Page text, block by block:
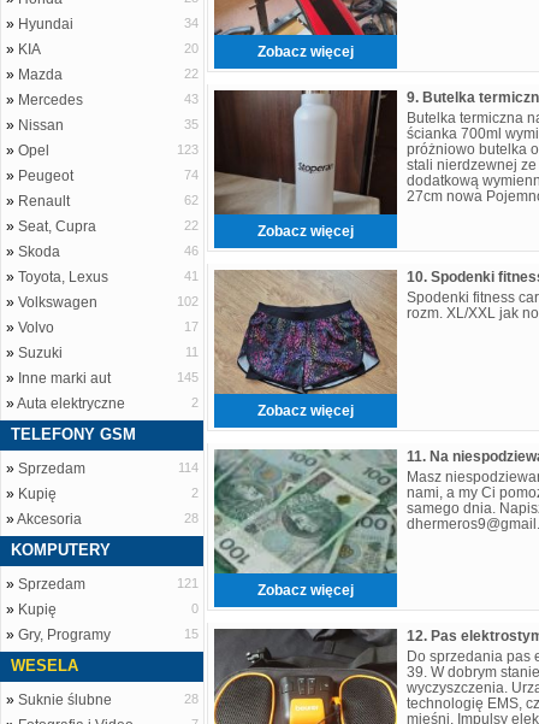
» Hyundai 34
» KIA 20
» Mazda 22
» Mercedes 43
» Nissan 35
» Opel 123
» Peugeot 74
» Renault 62
» Seat, Cupra 22
» Skoda 46
» Toyota, Lexus 41
» Volkswagen 102
» Volvo 17
» Suzuki 11
» Inne marki aut 145
»Auta elektryczne 2
TELEFONY GSM
» Sprzedam 114
» Kupię 2
»Akcesoria 28
KOMPUTERY
» Sprzedam 121
» Kupię 0
» Gry, Programy 15
WESELA
» Suknie ślubne 28
Zobacz więcej
Zobacz więcej
Butelka termiczna
ścianka 700ml
próżniowo butelka
stali nierdzewnej
dodatkową
27cm nowa
Zobacz więcej
Spodenki fitness
rozm. XL/XXL jak
Zobacz więcej
11. Na
Masz
nami, a my Ci
samego dnia.
Do sprzedania pas
39. W dobrym
wyczyszczenia.
technologię EMS,
mięśni. Impulsy